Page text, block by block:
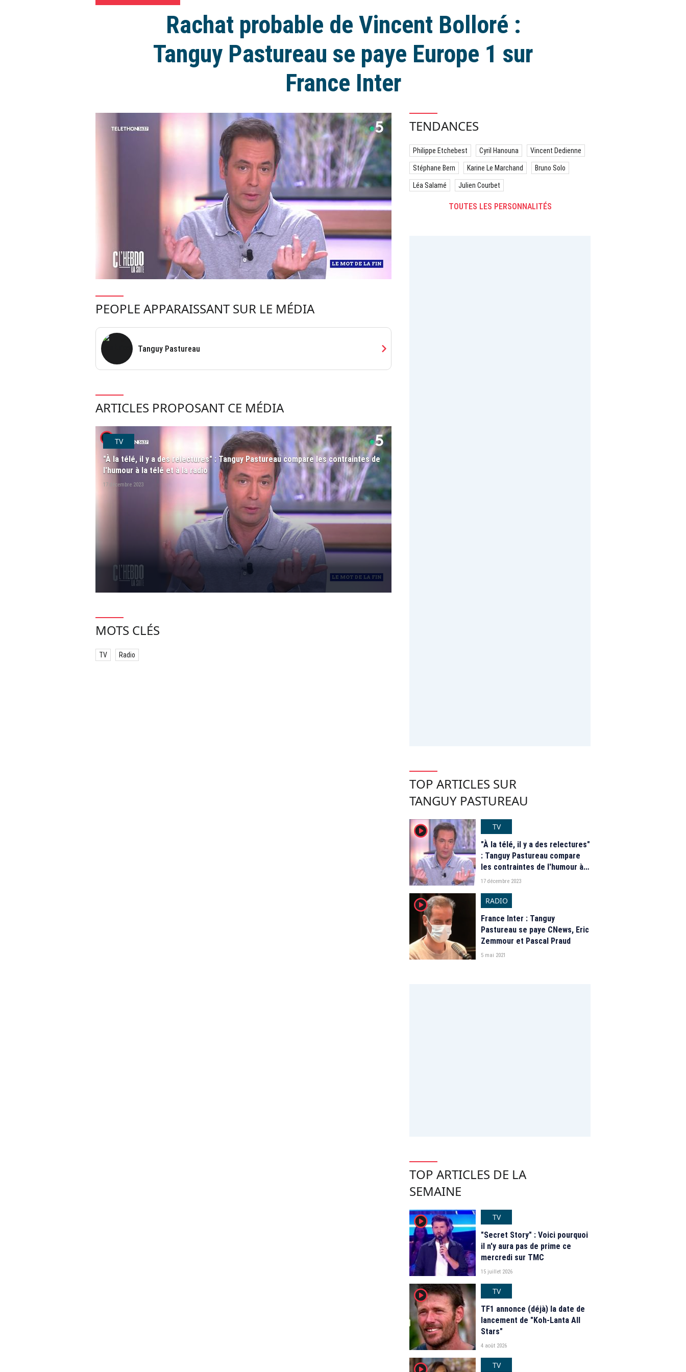
Rachat probable de Vincent Bolloré :
Tanguy Pastureau se paye Europe 1 sur
France Inter
PEOPLE APPARAISSANT SUR LE MÉDIA
Tanguy Pastureau chevron_right
ARTICLES PROPOSANT CE MÉDIA
player2TV
"À la télé, il y a des relectures" : Tanguy Pastureau compare les contraintes de
l'humour à la télé et à la radio
17 décembre 2023
MOTS CLÉS
TV Radio
TENDANCES
Philippe Etchebest Cyril Hanouna Vincent Dedienne
Stéphane Bern Karine Le Marchand Bruno Solo
Léa Salamé Julien Courbet
TOUTES LES PERSONNALITÉS
TOP ARTICLES SUR
TANGUY PASTUREAU
player2
TV
"À la télé, il y a des relectures"
: Tanguy Pastureau compare
les contraintes de l'humour à
la télé et à la radio
17 décembre 2023
player2
RADIO
France Inter : Tanguy
Pastureau se paye CNews, Eric
Zemmour et Pascal Praud
5 mai 2021
TOP ARTICLES DE LA
SEMAINE
player2
TV
"Secret Story" : Voici pourquoi
il n'y aura pas de prime ce
mercredi sur TMC
15 juillet 2026
player2
TV
TF1 annonce (déjà) la date de
lancement de "Koh-Lanta All
Stars"
4 août 2026
TV